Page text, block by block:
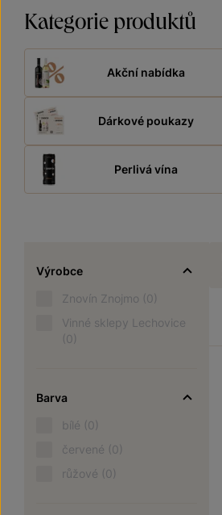
Kategorie produktů
Akční nabídka
Dárkové poukazy
Perlivá vína
Výrobce
Znovín Znojmo (0)
Vinné sklepy Lechovice
(0)
Barva
bílé (0)
červené (0)
růžové (0)